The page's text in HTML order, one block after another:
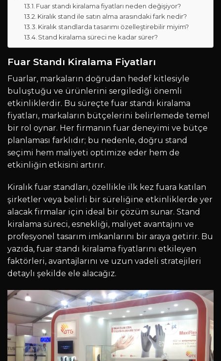
Fuar standı kiralama fiyatları neden değişiyor?
Kiralık stand ile satın alma arasındaki fark nedir?
Kiralık standlarda tasarımı özelleştirebilir miyim?
Stand kiralama süreci ne kadar sürer?
Fuar Standı Kiralama Fiyatları
Fuarlar, markaların doğrudan hedef kitlesiyle
buluştuğu ve ürünlerini sergilediği önemli
etkinliklerdir. Bu süreçte fuar standı kiralama
fiyatları, markaların bütçelerini belirlemede temel
bir rol oynar. Her firmanın fuar deneyimi ve bütçe
planlaması farklıdır; bu nedenle, doğru stand
seçimi hem maliyeti optimize eder hem de
etkinliğin etkisini artırır.
Kiralık fuar standları, özellikle ilk kez fuara katılan
şirketler veya belirli bir süreliğine etkinliklerde yer
alacak firmalar için ideal bir çözüm sunar. Stand
kiralama süreci, esnekliği, maliyet avantajını ve
profesyonel tasarım imkanlarını bir araya getirir. Bu
yazıda, fuar standı kiralama fiyatlarını etkileyen
faktörleri, avantajlarını ve uzun vadeli stratejileri
detaylı şekilde ele alacağız.